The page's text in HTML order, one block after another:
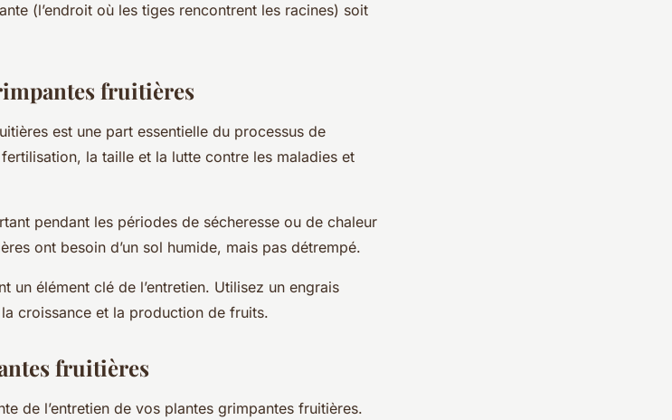
(l’endroit où les tiges rencontrent les racines) soit
fruitières
est une part essentielle du processus de
la taille et la lutte contre les maladies et
pendant les périodes de sécheresse ou de chaleur
ont besoin d’un sol humide, mais pas détrempé.
un élément clé de l’entretien. Utilisez un engrais
croissance et la production de fruits.
fruitières
de l’entretien de vos plantes grimpantes fruitières.